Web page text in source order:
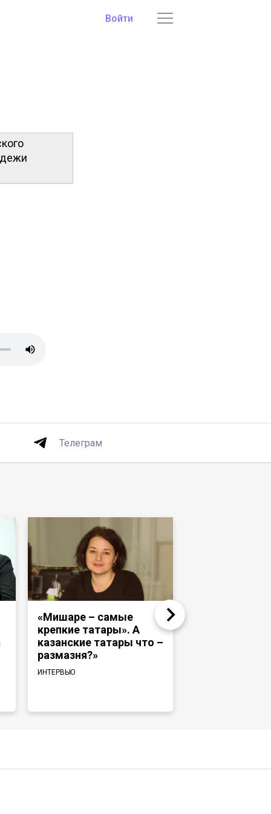
Войти
Телеграм
«Мишаре – самые
крепкие татары». А
казанские татары что –
размазня?»
ИНТЕРВЬЮ